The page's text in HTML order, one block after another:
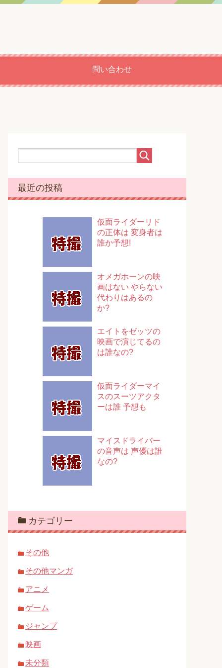
問い合わせ
最近の投稿
仮面ライダーリド
の正体は 変身者は
誰か予想!
オメガホーンの映
画はない やらない
代わりはあるの
か?
エイトをゼッツの
映画で演じてるの
は誰なの?
仮面ライダーマイ
スのスーツアクタ
ーは誰 予想も
マイスドライバー
の音声は 声優は誰
なの?
カテゴリー
その他
その他マンガ
アニメ
ゲーム
ジャンプ
映画
未分類